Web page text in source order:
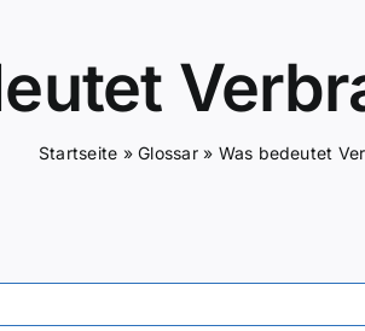
Startseite »Glossar» Was bedeutet